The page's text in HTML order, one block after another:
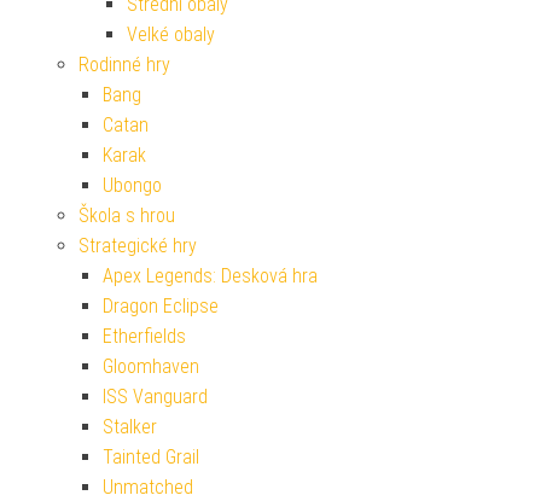
Velké obaly
Rodinné hry
Bang
Catan
Karak
Ubongo
Škola s hrou
Strategické hry
Apex Legends: Desková hra
Dragon Eclipse
Etherfields
Gloomhaven
ISS Vanguard
Stalker
Tainted Grail
Unmatched